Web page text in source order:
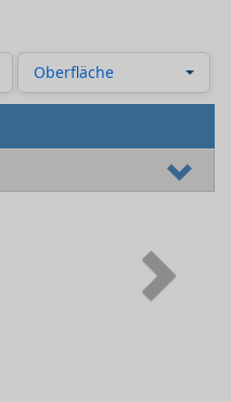
Oberfläche